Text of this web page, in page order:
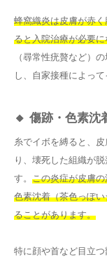
蜂窩織炎は皮膚が赤
ると入院治療が必要
（尋常性疣贅など）
し、自家接種によっ
🔸 傷跡・色素沈
糸でイボを縛ると、
り、壊死した組織が
す。 この炎症が皮膚
色素沈着（茶色っぽ
ることがあります。
特に顔や首など目立